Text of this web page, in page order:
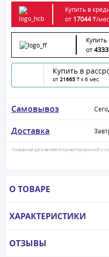
Купить в
от 17044₸/мес.
Купить
от
Купить в
от 21665 ₸ x 6 мес.
Самовывоз
Доставка
*Указанная дата является ориентировочной и
О ТОВАРЕ
ХАРАКТЕРИСТИКИ
ОТЗЫВЫ